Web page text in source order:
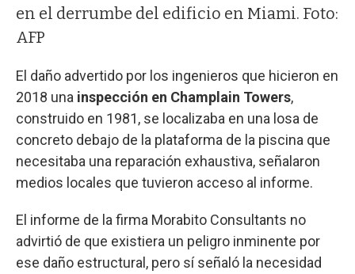
en el derrumbe del edificio en Miami. Foto:
AFP
El daño advertido por los ingenieros que hicieron en
2018 una inspección en Champlain Towers,
construido en 1981, se localizaba en una losa de
concreto debajo de la plataforma de la piscina que
necesitaba una reparación exhaustiva, señalaron
medios locales que tuvieron acceso al informe.
El informe de la firma Morabito Consultants no
advirtió de que existiera un peligro inminente por
ese daño estructural, pero sí señaló la necesidad